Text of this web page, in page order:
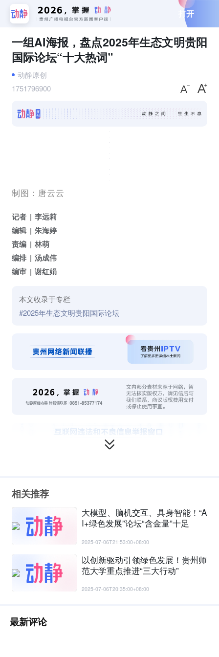
打开
一组AI海报，盘点2025年生态文明贵阳
国际论坛“十大热词”
动静原创
1751796900
制图：唐云云
记者
李远莉
编辑
朱海婷
责编
林萌
编排
汤成伟
编审
谢红娟
本文收录于专栏
#2025年生态文明贵阳国际论坛
相关推荐
大模型、脑机交互、具身智能！“A
I+绿色发展”论坛“含金量”十足
2025-07-06T21:53:00+08:00
以创新驱动引领绿色发展！贵州师
范大学重点推进“三大行动”
2025-07-06T20:35:00+08:00
最新评论